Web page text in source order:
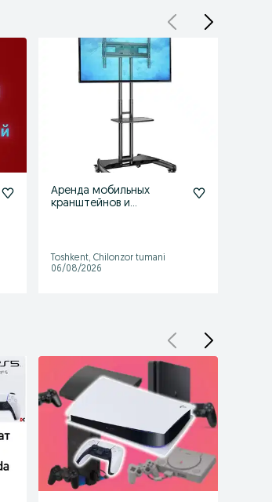
Аренда мобильных
кранштейнов и
Toshkent, Chilonzor tumani
06/08/2026